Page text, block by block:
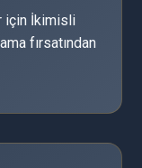
için İkimisli
fırsatından